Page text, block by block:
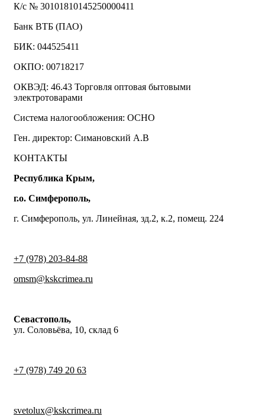
К/с № 30101810145250000411
Банк ВТБ (ПАО)
БИК: 044525411
ОКПО: 00718217
ОКВЭД: 46.43 Торговля оптовая бытовыми
электротоварами
Система налогообложения: ОСНО
Ген. директор: Симановский А.В
КОНТАКТЫ
Республика Крым,
г.о. Симферополь,
г. Симферополь, ул. Линейная, зд.2, к.2, помещ. 224
+7 (978) 203-84-88
omsm@kskcrimea.ru
Севастополь,
ул. Соловьёва, 10, склад 6
+7 (978) 749 20 63
svetolux@kskcrimea.ru